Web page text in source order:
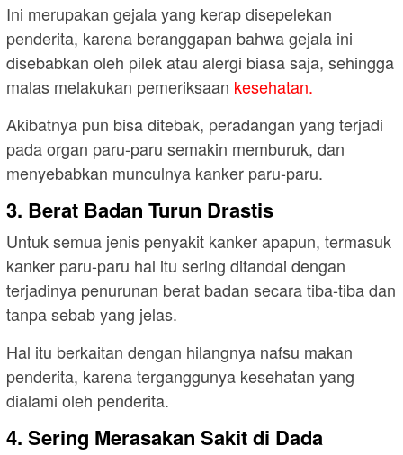
Ini merupakan gejala yang kerap disepelekan
penderita, karena beranggapan bahwa gejala ini
disebabkan oleh pilek atau alergi biasa saja, sehingga
malas melakukan pemeriksaan kesehatan.
Akibatnya pun bisa ditebak, peradangan yang terjadi
pada organ paru-paru semakin memburuk, dan
menyebabkan munculnya kanker paru-paru.
3. Berat Badan Turun Drastis
Untuk semua jenis penyakit kanker apapun, termasuk
kanker paru-paru hal itu sering ditandai dengan
terjadinya penurunan berat badan secara tiba-tiba dan
tanpa sebab yang jelas.
Hal itu berkaitan dengan hilangnya nafsu makan
penderita, karena terganggunya kesehatan yang
dialami oleh penderita.
4. Sering Merasakan Sakit di Dada